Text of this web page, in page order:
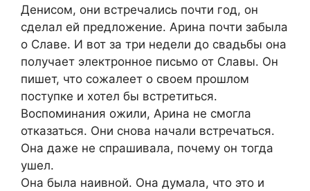
Денисом, они встречались почти год, он
сделал ей предложение. Арина почти забыла
о Славе. И вот за три недели до свадьбы она
получает электронное письмо от Славы. Он
пишет, что сожалеет о своем прошлом
поступке и хотел бы встретиться.
Воспоминания ожили, Арина не смогла
отказаться. Они снова начали встречаться.
Она даже не спрашивала, почему он тогда
ушел.
Она была наивной. Она думала, что это и